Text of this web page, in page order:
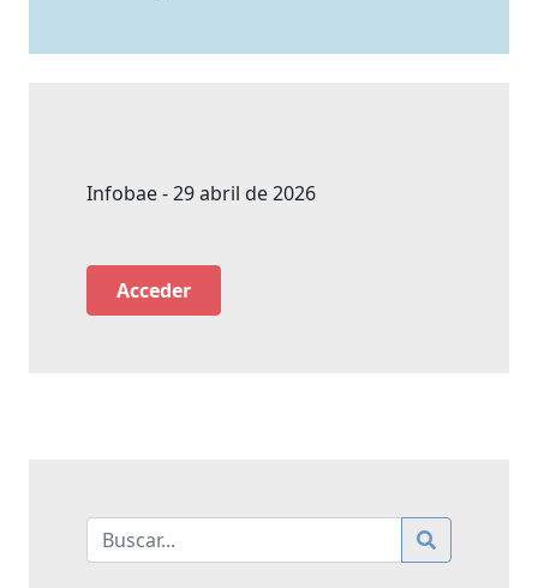
Infobae - 29 abril de 2026
Acceder